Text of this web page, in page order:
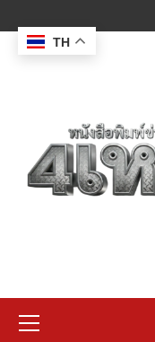
to
content
Menu
TH